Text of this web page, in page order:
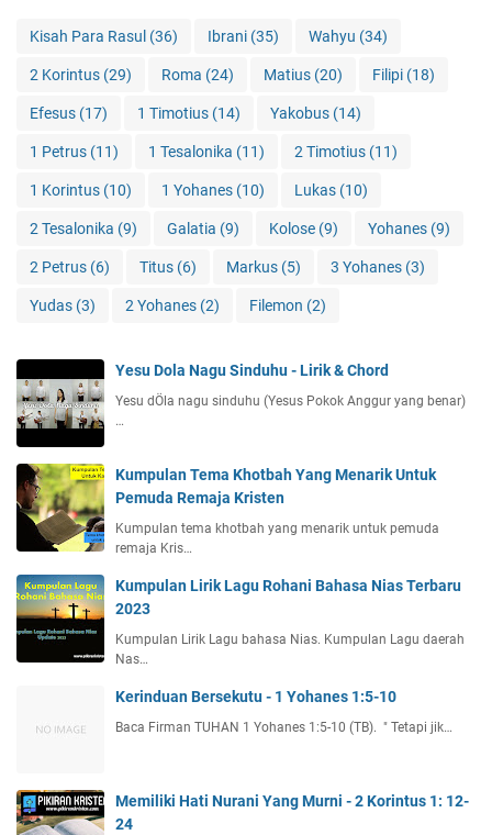
Kisah Para Rasul (36) Ibrani (35) Wahyu (34)
2 Korintus (29) Roma (24) Matius (20) Filipi (18)
Efesus (17) 1 Timotius (14) Yakobus (14)
1 Petrus (11) 1 Tesalonika (11) 2 Timotius (11)
1 Korintus (10) 1 Yohanes (10) Lukas (10)
2 Tesalonika (9) Galatia (9) Kolose (9) Yohanes (9)
2 Petrus (6) Titus (6) Markus (5) 3 Yohanes (3)
Yudas (3) 2 Yohanes (2) Filemon (2)
Yesu Dola Nagu Sinduhu - Lirik & Chord
Yesu dÖla nagu sinduhu (Yesus Pokok Anggur yang benar)
…
Kumpulan Tema Khotbah Yang Menarik Untuk
Pemuda Remaja Kristen
Kumpulan tema khotbah yang menarik untuk pemuda
remaja Kris…
Kumpulan Lirik Lagu Rohani Bahasa Nias Terbaru
2023
Kumpulan Lirik Lagu bahasa Nias. Kumpulan Lagu daerah
Nas…
Kerinduan Bersekutu - 1 Yohanes 1:5-10
Baca Firman TUHAN 1 Yohanes 1:5-10 (TB). " Tetapi jik…
Memiliki Hati Nurani Yang Murni - 2 Korintus 1: 12-
24